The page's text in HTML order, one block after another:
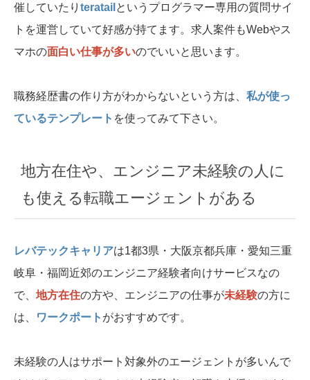
催していたり teratail というプログラマー専用の質問サイ
トを運営していて好感が持てます。求人案件もWebやス
マホの面白い仕事が多いのでいいと思います。
職務経歴書の作り方がわからないという方は、 私が使っ
ているテンプレート を使ってみて下さい。
地方在住や、エンジニア未経験の人に
も使える転職エージェントがある
レバテックキャリアは1都3県・大阪京都兵庫・愛知三重
岐阜・福岡近郊のエンジニア経験者向けサービスなの
で、 地方在住の方や、エンジニアの仕事が未経験の方に
は、
ワークポート がおすすめです。
未経験の人はサポート対象外のエージェントが多いんで